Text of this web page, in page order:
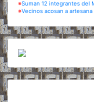
※Suman 12 integrantes del
※Vecinos acosan a